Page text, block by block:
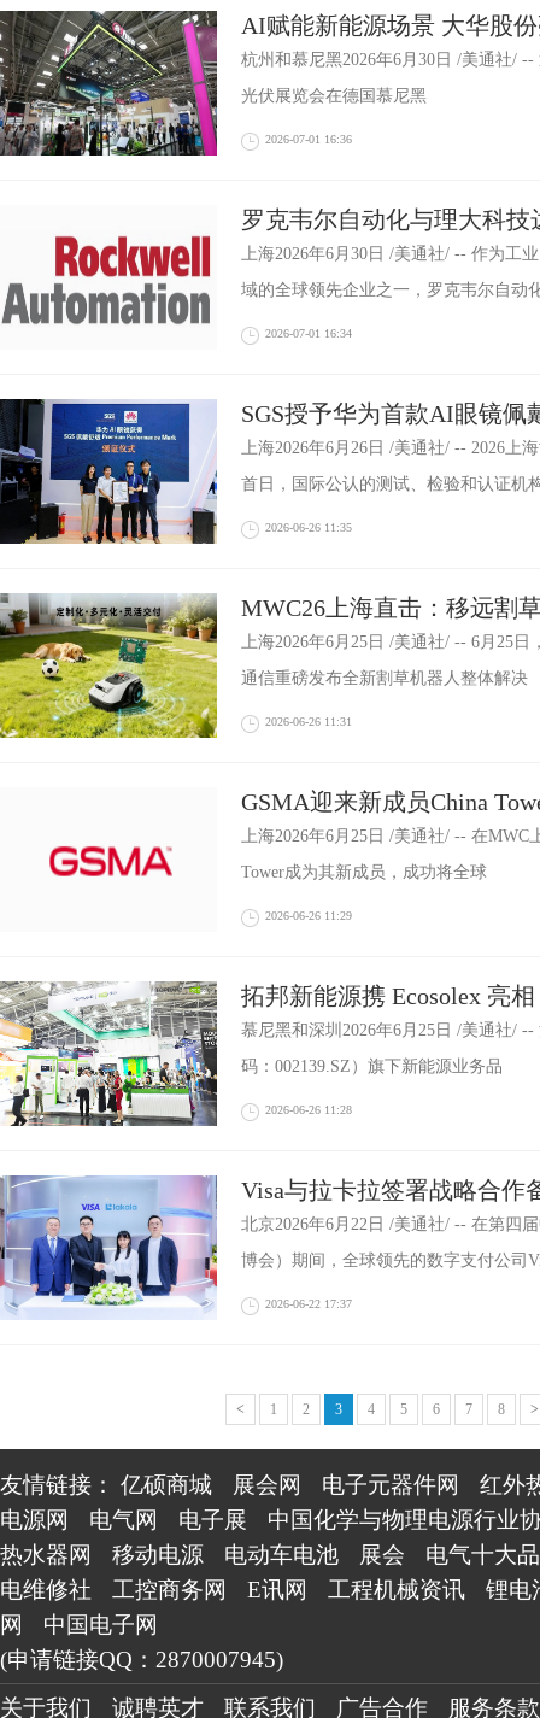
AI赋能新能源场景 大华股
Intersolar展
杭州和慕尼黑2026年6月30日 /美通社/ --
光伏展览会在德国慕尼黑
2026-07-01 16:36
罗克韦尔自动化与理大科
空玻璃智能制造升级
上海2026年6月30日 /美通社/ -- 作为工
域的全球领先企业之一，罗克韦尔自动
2026-07-01 16:34
SGS授予华为首款AI眼镜佩
Performance Mark
上海2026年6月26日 /美通社/ -- 2026上
首日，国际公认的测试、检验和认证机
2026-06-26 11:35
MWC26上海直击：移远割
庭院作业
上海2026年6月25日 /美通社/ -- 6月25
通信重磅发布全新割草机器人整体解决
2026-06-26 11:31
GSMA迎来新成员China
动基础设施
上海2026年6月25日 /美通社/ -- 在MWC
Tower成为其新成员，成功将全球
2026-06-26 11:29
拓邦新能源携 Ecosolex 亮相
多场景储能产品与欧洲本地
慕尼黑和深圳2026年6月25日 /美通社/
码：002139.SZ）旗下新能源业务品
2026-06-26 11:28
Visa与拉卡拉签署战略合作
付数字化新通路
北京2026年6月22日 /美通社/ -- 在第四
博会）期间，全球领先的数字支付公司
2026-06-22 17:37
< 1 2 3 4 5 6 7 8 >
友情链接： 亿硕商城 展会网 电子元器件网
红外
电源网
电气网 电子展
中国化学与物理电源行业
热水器网
移动电源 电动车电池 展会
电气十大
电维修社
工控商务网 E讯网 工程机械资讯
锂电
网
中国电子网
(申请链接QQ：2870007945)
关于我们
诚聘英才 联系我们 广告合作
服务条款